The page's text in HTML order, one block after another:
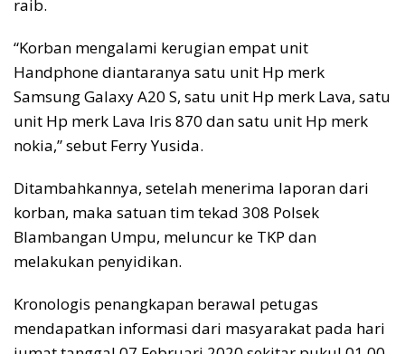
raib.
“Korban mengalami kerugian empat unit
Handphone diantaranya satu unit Hp merk
Samsung Galaxy A20 S, satu unit Hp merk Lava, satu
unit Hp merk Lava Iris 870 dan satu unit Hp merk
nokia,” sebut Ferry Yusida.
Ditambahkannya, setelah menerima laporan dari
korban, maka satuan tim tekad 308 Polsek
Blambangan Umpu, meluncur ke TKP dan
melakukan penyidikan.
Kronologis penangkapan berawal petugas
mendapatkan informasi dari masyarakat pada hari